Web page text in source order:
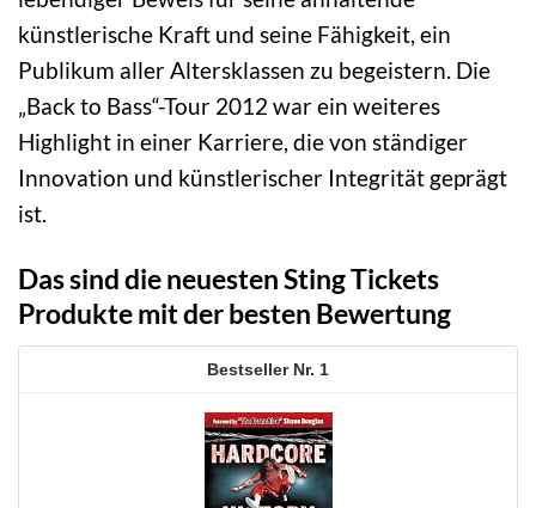
künstlerische Kraft und seine Fähigkeit, ein
Publikum aller Altersklassen zu begeistern. Die
„Back to Bass“-Tour 2012 war ein weiteres
Highlight in einer Karriere, die von ständiger
Innovation und künstlerischer Integrität geprägt
ist.
Das sind die neuesten Sting Tickets
Produkte mit der besten Bewertung
1